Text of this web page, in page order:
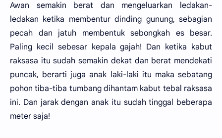
Awan semakin berat dan mengeluarkan ledakan-
ledakan ketika membentur dinding gunung, sebagian
pecah dan jatuh membentuk sebongkah es besar.
Paling kecil sebesar kepala gajah! Dan ketika kabut
raksasa itu sudah semakin dekat dan berat mendekati
puncak, berarti juga anak laki-laki itu maka sebatang
pohon tiba-tiba tumbang dihantam kabut tebal raksasa
ini. Dan jarak dengan anak itu sudah tinggal beberapa
meter saja!